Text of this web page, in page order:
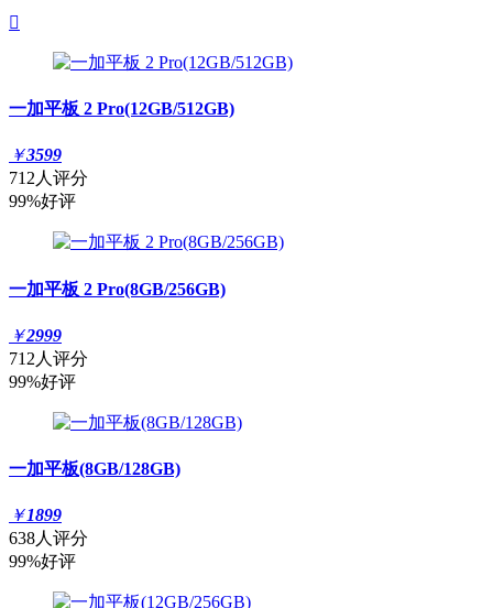

一加平板 2 Pro(12GB/512GB)
￥3599
712人评分
99%好评
一加平板 2 Pro(8GB/256GB)
￥2999
712人评分
99%好评
一加平板(8GB/128GB)
￥1899
638人评分
99%好评